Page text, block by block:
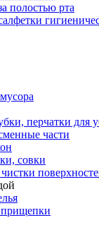
полостью рта
перчатки для
части
совки
прищепки